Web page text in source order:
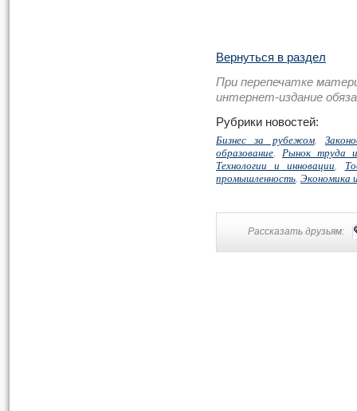
Вернуться в раздел
При перепечатке
интернет-издание
Рубрики новостей:
Бизнес за рубежом,
образование, Рынок труда
Технологии и инновации,
промышленность, Экономика
Рассказать друзьям: